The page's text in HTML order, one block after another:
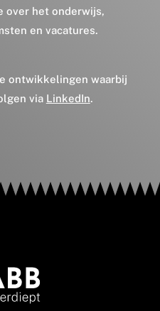
over het onderwijs,
en vacatures.
ontwikkelingen waarbij
via LinkedIn.